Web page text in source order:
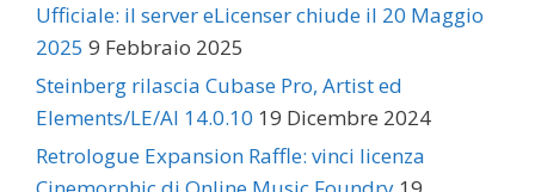
Ufficiale: il server eLicenser chiude il 20 Maggio
2025 9 Febbraio 2025
Steinberg rilascia Cubase Pro, Artist ed
Elements/LE/AI 14.0.10 19 Dicembre 2024
Retrologue Expansion Raffle: vinci licenza